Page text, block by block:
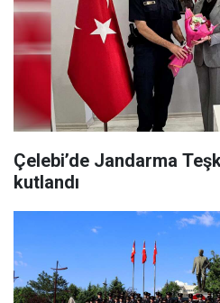
Çelebi’de Jandarma
kutlandı